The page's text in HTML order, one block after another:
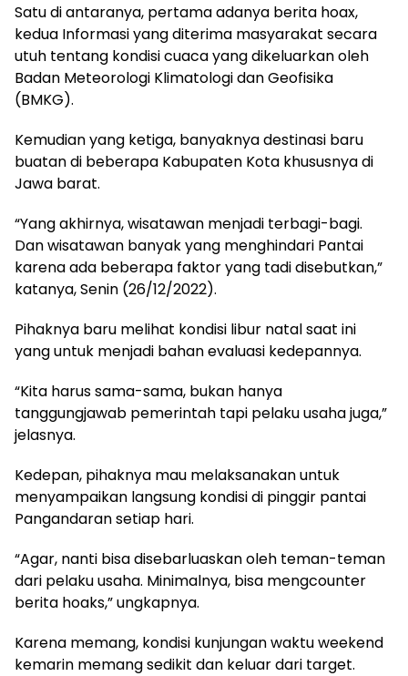
Satu di antaranya, pertama adanya berita hoax,
kedua Informasi yang diterima masyarakat secara
utuh tentang kondisi cuaca yang dikeluarkan oleh
Badan Meteorologi Klimatologi dan Geofisika
(BMKG).
Kemudian yang ketiga, banyaknya destinasi baru
buatan di beberapa Kabupaten Kota khususnya di
Jawa barat.
“Yang akhirnya, wisatawan menjadi terbagi-bagi.
Dan wisatawan banyak yang menghindari Pantai
karena ada beberapa faktor yang tadi disebutkan,”
katanya, Senin (26/12/2022).
Pihaknya baru melihat kondisi libur natal saat ini
yang untuk menjadi bahan evaluasi kedepannya.
“Kita harus sama-sama, bukan hanya
tanggungjawab pemerintah tapi pelaku usaha juga,”
jelasnya.
Kedepan, pihaknya mau melaksanakan untuk
menyampaikan langsung kondisi di pinggir pantai
Pangandaran setiap hari.
“Agar, nanti bisa disebarluaskan oleh teman-teman
dari pelaku usaha. Minimalnya, bisa mengcounter
berita hoaks,” ungkapnya.
Karena memang, kondisi kunjungan waktu weekend
kemarin memang sedikit dan keluar dari target.